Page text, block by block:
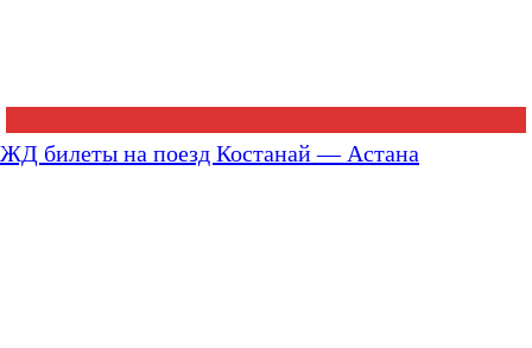
ЖД билеты на поезд Костанай — Астана